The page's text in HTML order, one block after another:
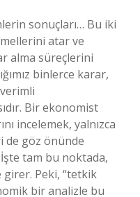
sonuçları… Bu iki
atar ve
alma süreçlerini
binlerce karar,
Bir ekonomist
incelemek, yalnızca
de göz önünde
tam bu noktada,
girer. Peki, “tetkik
bir analizle bu